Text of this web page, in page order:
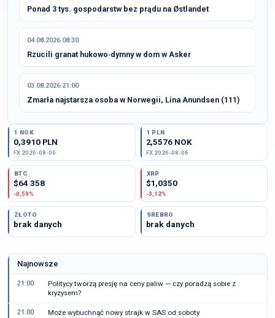
Ponad 3 tys. gospodarstw bez prądu na Østlandet
04.08.2026 08:30
Rzucili granat hukowo‑dymny w dom w Asker
03.08.2026 21:00
Zmarła najstarsza osoba w Norwegii, Lina Anundsen (111)
1 NOK
0,3910 PLN
FX 2026-08-06
1 PLN
2,5576 NOK
FX 2026-08-06
BTC
$64 358
-0,59%
XRP
$1,0350
-3,12%
ZŁOTO
brak danych
SREBRO
brak danych
Najnowsze
21:00
Politycy tworzą presję na ceny paliw — czy poradzą sobie z
kryzysem?
21:00 Może wybuchnąć nowy strajk w SAS od soboty